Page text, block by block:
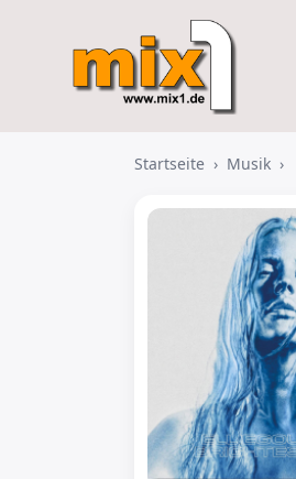
Startseite › Musik ›